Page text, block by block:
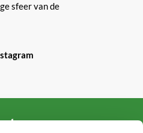
sfeer van de
op